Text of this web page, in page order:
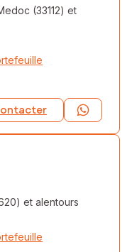
(33112) et
et alentours